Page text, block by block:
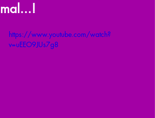
mal...!
https://www.youtube.com/watch?
v=uEEO9JUs7g8